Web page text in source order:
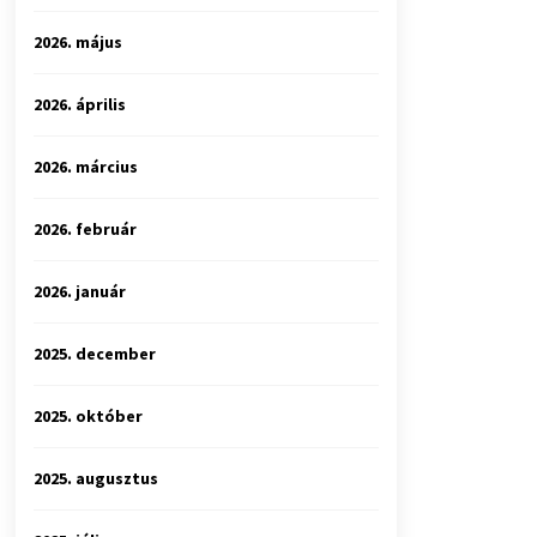
2026. május
2026. április
2026. március
2026. február
2026. január
2025. december
2025. október
2025. augusztus